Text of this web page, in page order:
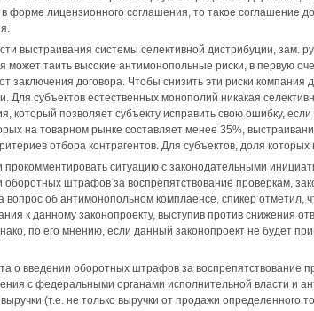
форме лицензионного соглашения, то такое соглашение
выстраивания системы селективной дистрибуции,
может таить высокие антимонопольные риски, в первую
заключения договора. Чтобы снизить эти риски
Для субъектов естественных монополий никакая
который позволяет субъекту исправить свою ошибку,
на товарном рынке составляет менее 35%,
отбора контрагентов. Для субъектов, доля
прокомментировать ситуацию с законодательными
оборотных штрафов за воспрепятствование проверкам,
вопрос об антимонопольном комплаенсе, спикер
к данному законопроекту, выступив против снижения
по его мнению, если данный законопроект не будет
о введении оборотных штрафов за
с федеральными органами исполнительной власти и
(т.е. не только выручки от продажи определенного